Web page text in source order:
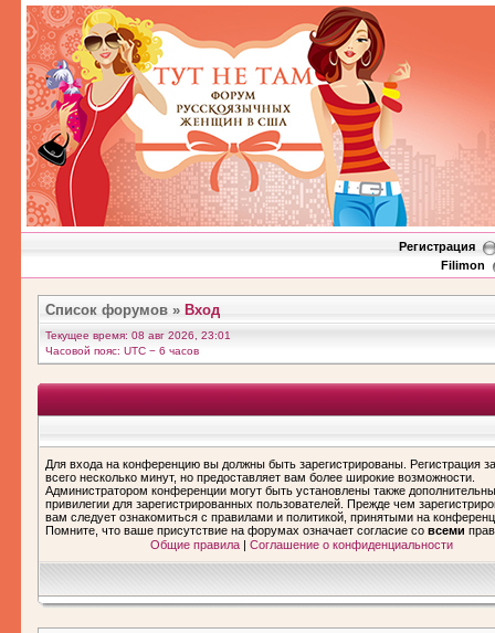
Регистрация
Filimon
Список форумов » Вход
Текущее время: 08 авг 2026, 23:01
Часовой пояс: UTC − 6 часов
Для входа на конференцию вы должны быть зарегистрированы. Регистрация
всего несколько минут, но предоставляет вам более широкие возможности.
Администратором конференции могут быть установлены также
привилегии для зарегистрированных пользователей. Прежде чем
вам следует ознакомиться с правилами и политикой, принятыми на
Помните, что ваше присутствие на форумах означает согласие со всеми
Общие правила| Соглашение о конфиденциальности